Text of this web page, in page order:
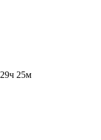
29ч 25м